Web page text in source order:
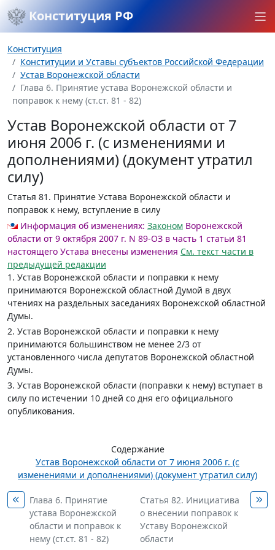
Конституция РФ
Конституция
Конституции и Уставы субъектов Российской Федерации
Устав Воронежской области
Глава 6. Принятие устава Воронежской области и
поправок к нему (ст.ст. 81 - 82)
Устав Воронежской области от 7
июня 2006 г. (с изменениями и
дополнениями) (документ утратил
силу)
Статья 81. Принятие Устава Воронежской области и
поправок к нему, вступление в силу
Информация об изменениях: Законом Воронежской
области от 9 октября 2007 г. N 89-ОЗ в часть 1 статьи 81
настоящего Устава внесены изменения Cм. текст части в
предыдущей редакции
1. Устав Воронежской области и поправки к нему
принимаются Воронежской областной Думой в двух
чтениях на раздельных заседаниях Воронежской областной
Думы.
2. Устав Воронежской области и поправки к нему
принимаются большинством не менее 2/3 от
установленного числа депутатов Воронежской областной
Думы.
3. Устав Воронежской области (поправки к нему) вступает в
силу по истечении 10 дней со дня его официального
опубликования.
Содержание
Устав Воронежской области от 7 июня 2006 г. (с
изменениями и дополнениями) (документ утратил силу)
Глава 6. Принятие
устава Воронежской
области и поправок к
нему (ст.ст. 81 - 82)
Статья 82. Инициатива
о внесении поправок к
Уставу Воронежской
области